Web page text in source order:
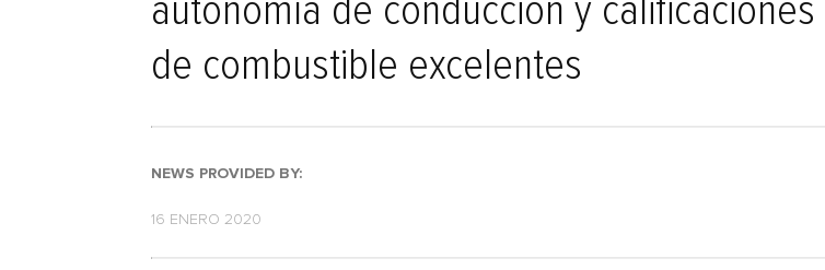
autonomía de conducción y
de combustible excelentes
NEWS PROVIDED BY:
16 ENERO 2020